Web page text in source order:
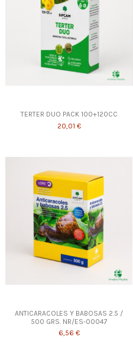
TERTER DUO PACK 100+120CC
20,01 €
ANTICARACOLES Y BABOSAS 2.5 /
500 GRS. NR/ES-00047
6,56 €